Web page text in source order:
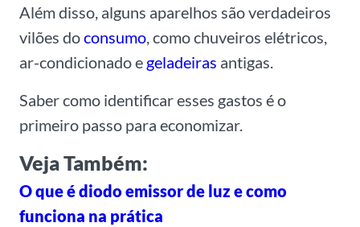
Além disso, alguns aparelhos são verdadeiros
vilões doconsumo, como chuveiros elétricos,
ar-condicionado e geladeiras antigas.
Saber como identificar esses gastos é o
primeiro passo para economizar.
Veja Também:
O que é diodo emissor de luz e como
funciona na prática